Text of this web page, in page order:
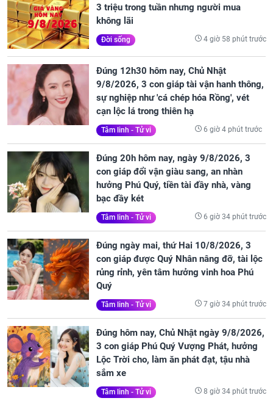
3 triệu trong tuần nhưng người mua
không lãi
Đời sống 4 giờ 58 phút trước
Đúng 12h30 hôm nay, Chủ Nhật
9/8/2026, 3 con giáp tài vận hanh thông,
sự nghiệp như 'cá chép hóa Rồng', vét
cạn lộc lá trong thiên hạ
Tâm linh - Tử vi 6 giờ 4 phút trước
Đúng 20h hôm nay, ngày 9/8/2026, 3
con giáp đổi vận giàu sang, an nhàn
hưởng Phú Quý, tiền tài đầy nhà, vàng
bạc đầy két
Tâm linh - Tử vi 6 giờ 34 phút trước
Đúng ngày mai, thứ Hai 10/8/2026, 3
con giáp được Quý Nhân nâng đỡ, tài lộc
rủng rỉnh, yên tâm hưởng vinh hoa Phú
Quý
Tâm linh - Tử vi 7 giờ 34 phút trước
Đúng hôm nay, Chủ Nhật ngày 9/8/2026,
3 con giáp Phú Quý Vượng Phát, hưởng
Lộc Trời cho, làm ăn phát đạt, tậu nhà
sắm xe
Tâm linh - Tử vi 8 giờ 34 phút trước